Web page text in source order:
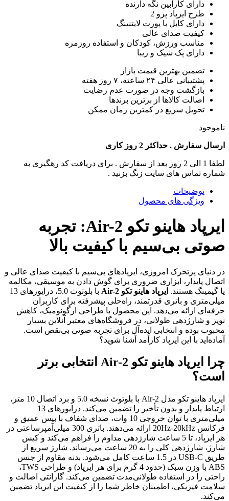
دارای کارابین نگه دارنده
طرح ایرپاد پرو 2
دارای کابل با پورت لایتنینگ
کیفیت صدای عالی
مناسب ورزش، کودکان و استفاده روزمره
دارای پک شیک و زیبا
تضمین بهترین قیمت بازار
پشتیبانی عالی ۲۴ ساعته، ۷ روز هفته
بازگشت وجه در صورت عدم رضایت
اصالت کالاها از برترین برندها
تحویل سریع در کمترین زمان ممکن
ناموجود
ارسال سفارش . حداکثر 2 روز کاری
لطفا 1 الی 2 روز بعد از سفارش . برای دریافت کد رهگیری به
شماره تماس های سایت زنگ بزنید .
توضیحات
ویژگی های محصول
ایرپاد هاینو تکو Air-2: تجربه
صوتی بی‌سیم با کیفیت بالا
در دنیای پرتحرک امروزی، ایرپادهای بی‌سیم با کیفیت صدای عالی و
اتصال پایدار، ابزاری ضروری برای گوش دادن به موسیقی، مکالمه
یا گیمینگ هستند. ایرپاد هاینو تکو Air-2
با بلوتوث 5.0، درایورهای 13
میلی‌متری و باتری قدرتمند، راه‌حلی پیشرفته برای کاربران
حرفه‌ای ارائه می‌دهد. این محصول با طراحی ارگونومیک، کاهش
نویز و شارژدهی طولانی، در فروشگاه‌های معتبر آنلاین بسیار
محبوب بوده و انتخابی ایده‌آل برای تجربه صوتی بی‌نقص است.
آماده‌اید با این ایرپاد کارآمد آشنا شوید؟
چرا ایرپاد هاینو تکو Air-2 انتخابی برتر
است؟
ایرپاد هاینو تکو مدل Air-2 با بلوتوث نسخه 5.0 و برد اتصال 10 متر،
ارتباط پایدار و بدون تأخیر را تضمین می‌کند. درایورهای 13
میلی‌متری با توان خروجی 10 وات، صدای شفاف با بیس عمیق و
فرکانس 20Hz-20kHz ارائه می‌دهند. باتری 300 میلی‌آمپرساعتی در
هر ایرپاد، تا 5 ساعت شارژدهی مداوم را فراهم می‌کند و کیس
شارژ، شارژدهی کلی را به 20 ساعت می‌رساند. شارژ سریع از
طریق USB-C در 1.5 ساعت کامل می‌شود. بدنه مقاوم از جنس
ABS با وزن سبک (حدود 4 گرم برای هر ایرپاد) و طراحی TWS،
راحتی را در استفاده طولانی‌مدت تضمین می‌کند. گارانتی اصالت و
سلامت فیزیکی، اطمینان خاطر شما را از کیفیت این ایرپاد تضمین
می‌کند.